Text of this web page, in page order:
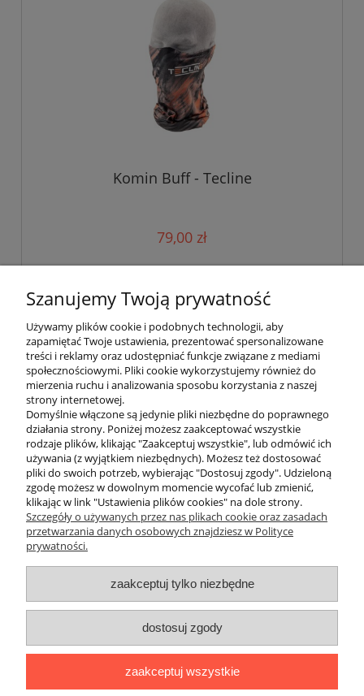
Komin Buff - Tecline
79,00 zł
« 1 2 3 »
Komfort i styl – co warto mieć po
nurkowaniu?
Dbanie o organizm po wyjściu z wody jest kluczowe, szczególnie w
naszym klimacie. Odpowiednia ochrona przed wiatrem i
wychłodzeniem to podstawa, by cieszyć się zdrowiem przez cały
sezon nurkowy.
O nas
Obsługa klienta
Pomoc
Moje konto
Szanujemy Twoją prywatność
Używamy plików cookie i podobnych technologii, aby
zapamiętać Twoje ustawienia, prezentować spersonalizowane
treści i reklamy oraz udostępniać funkcje związane z mediami
społecznościowymi. Pliki cookie wykorzystujemy również do
mierzenia ruchu i analizowania sposobu korzystania z naszej
strony internetowej.
Domyślnie włączone są jedynie pliki niezbędne do poprawnego
działania strony. Poniżej możesz zaakceptować wszystkie
rodzaje plików, klikając "Zaakceptuj wszystkie", lub odmówić ich
używania (z wyjątkiem niezbędnych). Możesz też dostosować
pliki do swoich potrzeb, wybierając "Dostosuj zgody". Udzieloną
zgodę możesz w dowolnym momencie wycofać lub zmienić,
klikając w link "Ustawienia plików cookies" na dole strony.
Szczegóły o używanych przez nas plikach cookie oraz zasadach
przetwarzania danych osobowych znajdziesz w Polityce
prywatności.
zaakceptuj tylko niezbędne
dostosuj zgody
zaakceptuj wszystkie